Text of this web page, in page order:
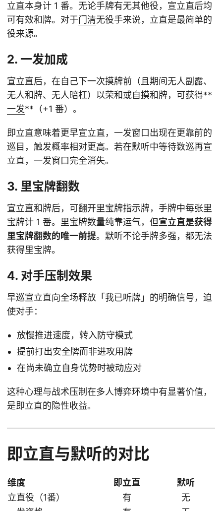
立直本身计 1 番。无论手牌有无其他役，宣立直后均
可有效和牌。对于门清无役手来说，立直是最简单的
役来源。
2. 一发加成
宣立直后，在自己下一次摸牌前（且期间无人副露、
无人和牌、无人暗杠）以荣和或自摸和牌，可获得**
一发**（+1 番）。
即立直意味着更早宣立直，一发窗口出现在更靠前的
巡目，触发概率相对更高。若在默听中等待数巡再宣
立直，一发窗口完全消失。
3. 里宝牌翻数
宣立直和牌后，可翻开里宝牌指示牌，手牌中每张里
宝牌计 1 番。里宝牌数量纯靠运气，但宣立直是获得
里宝牌翻数的唯一前提。默听不论手牌多强，都无法
获得里宝牌。
4. 对手压制效果
早巡宣立直向全场释放「我已听牌」的明确信号，迫
使对手：
放慢推进速度，转入防守模式
提前打出安全牌而非进攻用牌
在尚未确立自身优势时被动应对
这种心理与战术压制在多人博弈环境中有显著价值，
是即立直的隐性收益。
即立直与默听的对比
维度 即立直
默听
立直役（1番）
有
无